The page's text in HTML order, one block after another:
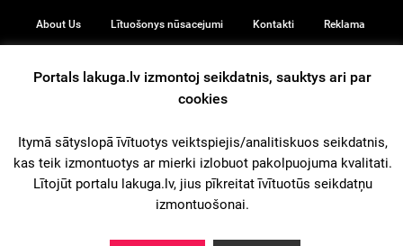
About Us Lītuošonys nūsacejumi Kontakti Reklama
© 2026
iz augšu
Portals lakuga.lv izmontoj seikdatnis, sauktys ari par
cookies
Itymā sātyslopā īvītuotys veiktspiejis/analitiskuos seikdatnis,
kas teik izmontuotys ar mierki izlobuot pakolpuojuma kvalitati.
Lītojūt portalu lakuga.lv, jius pīkreitat īvītuotūs seikdatņu
izmontuošonai.